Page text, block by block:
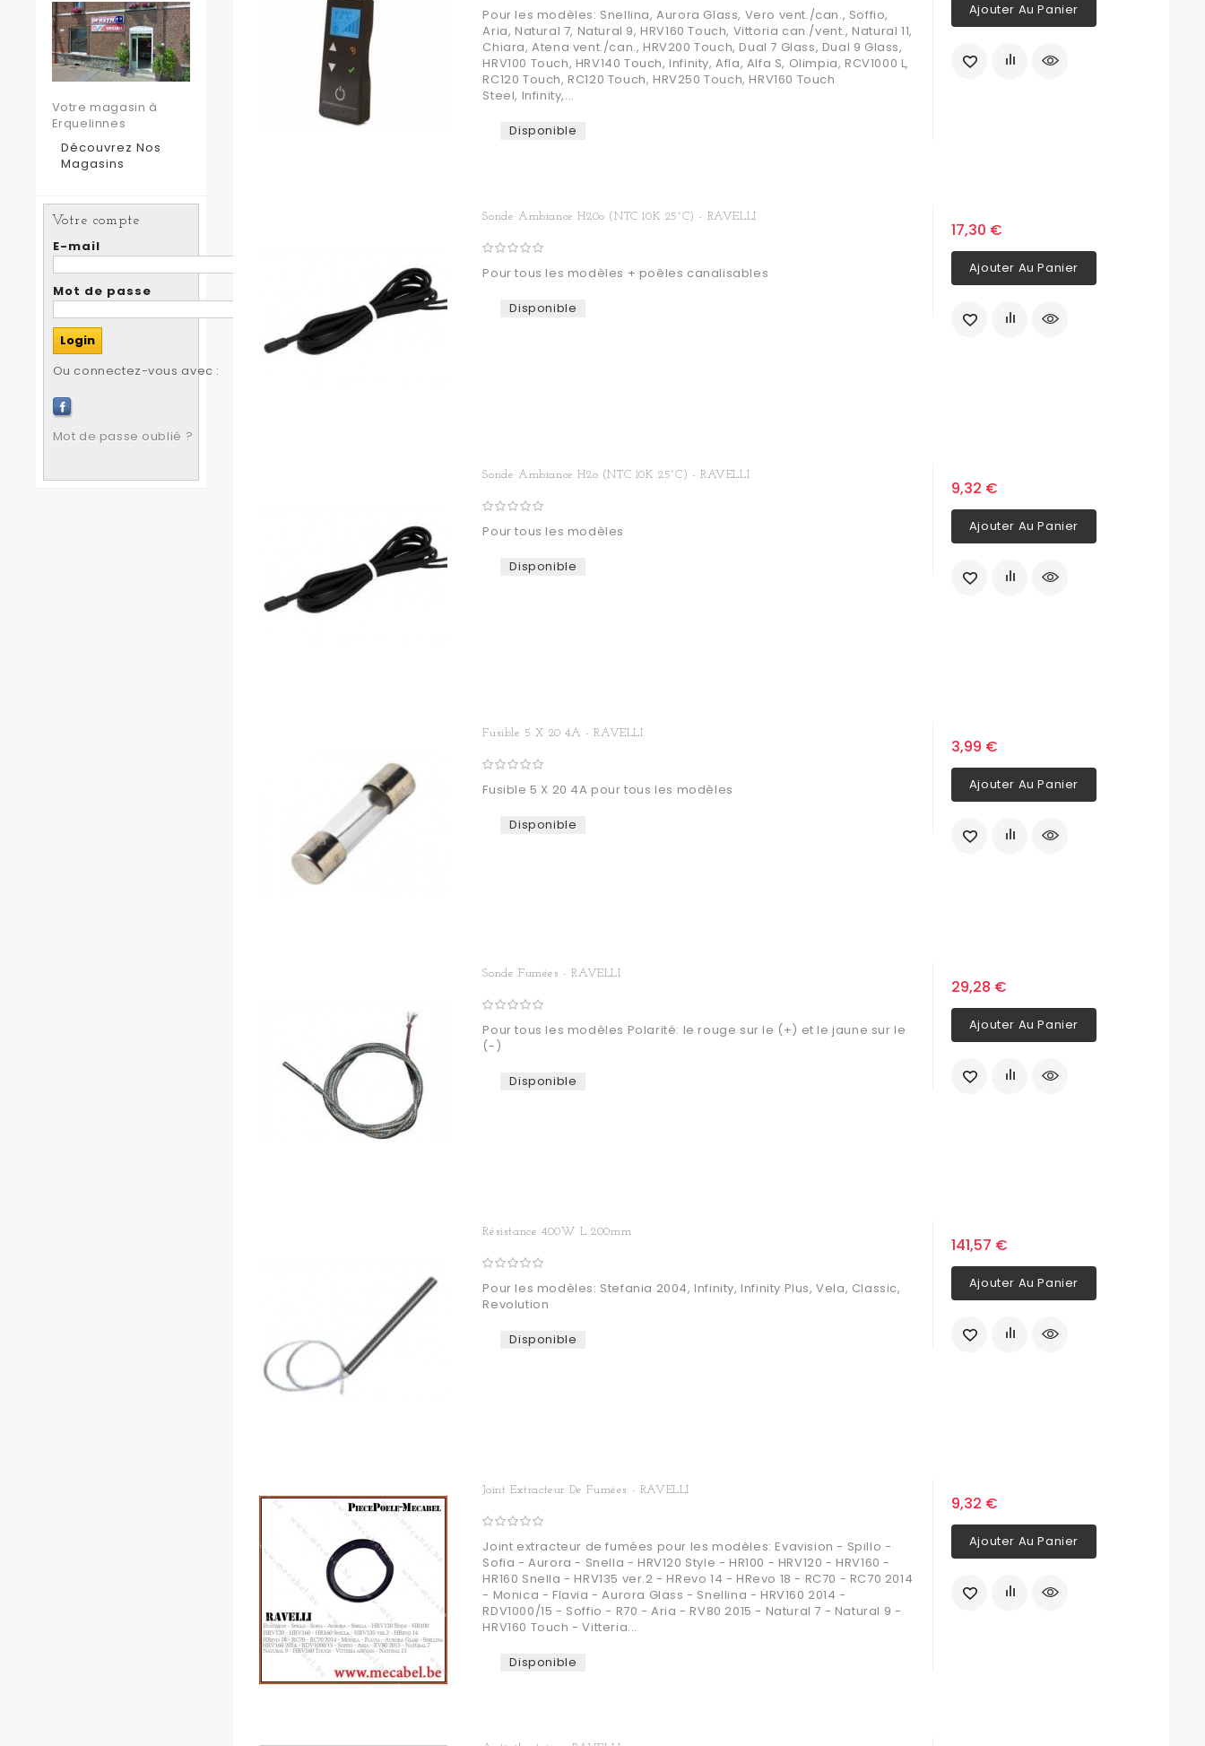
Votre magasin à
Erquelinnes
Découvrez Nos
Magasins
Votre compte
E-mail
Mot de passe
Ou connectez-vous avec :
Mot de passe oublié ?
Pour les modèles: Snellina, Aurora Glass, Vero vent./can., Soffio,
Aria, Natural 7, Natural 9, HRV160 Touch, Vittoria can./vent., Natural 11,
Chiara, Atena vent./can., HRV200 Touch, Dual 7 Glass, Dual 9 Glass,
HRV100 Touch, HRV140 Touch, Infinity, Afla, Alfa S, Olimpia, RCV1000 L,
RC120 Touch, RC120 Touch, HRV250 Touch, HRV160 Touch
Steel, Infinity,...
Disponible
Ajouter Au Panier
Sonde Ambiance H20o (NTC 10K 25°C) - RAVELLI
Pour tous les modèles + poêles canalisables
Disponible
17,30 €
Ajouter Au Panier
Sonde Ambiance H2o (NTC 10K 25°C) - RAVELLI
Pour tous les modèles
Disponible
9,32 €
Ajouter Au Panier
Fusible 5 X 20 4A - RAVELLI
Fusible 5 X 20 4A pour tous les modèles
Disponible
3,99 €
Ajouter Au Panier
Sonde Fumées - RAVELLI
Pour tous les modèles Polarité: le rouge sur le (+) et le jaune sur le
(-)
Disponible
29,28 €
Ajouter Au Panier
Résistance 400W L 200mm
Pour les modèles: Stefania 2004, Infinity, Infinity Plus, Vela, Classic,
Revolution
Disponible
141,57 €
Ajouter Au Panier
Joint Extracteur De Fumées - RAVELLI
Joint extracteur de fumées pour les modèles: Evavision - Spillo -
Sofia - Aurora - Snella - HRV120 Style - HR100 - HRV120 - HRV160 -
HR160 Snella - HRV135 ver.2 - HRevo 14 - HRevo 18 - RC70 - RC70 2014
- Monica - Flavia - Aurora Glass - Snellina - HRV160 2014 -
RDV1000/15 - Soffio - R70 - Aria - RV80 2015 - Natural 7 - Natural 9 -
HRV160 Touch - Vitteria...
Disponible
9,32 €
Ajouter Au Panier